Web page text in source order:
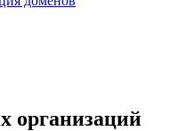
организаций